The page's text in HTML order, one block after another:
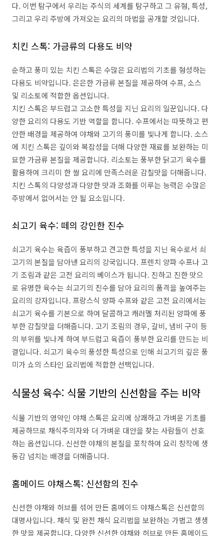
다. 이번 탐구에서 우리는 주식의 세계를 탐구하고 그 유형, 특성,
그리고 우리 주방에 가져오는 요리의 마법을 공개할 것입니다.
치킨 스톡: 가금류의 다용도 비약
순하고 풍미 있는 치킨 스톡은 수많은 요리법의 기초를 형성하는
다용도 비약입니다. 은은한 가금류 본질을 제공하여 수프, 소스
및 리소토에 적합한 옵션입니다.
치킨 스톡은 부드럽고 고소한 특성을 지닌 요리의 일꾼입니다. 다
양한 요리의 다용도 기반 역할을 합니다. 수프에서는 따뜻하고 편
안한 배경을 제공하여 야채와 고기의 풍미를 빛나게 합니다. 소스
에 치킨 스톡은 깊이와 복잡성을 더해 다양한 재료를 보완하는 미
묘한 가금류 본질을 제공합니다. 리소토는 풍부한 닭고기 육수를
활용하여 크리미 한 쌀 요리에 만족스러운 감칠맛을 더해줍니다.
치킨 스톡의 다양성과 다양한 맛과 조화를 이루는 능력은 수많은
주방에서 없어서는 안 될 요소입니다.
쇠고기 육수: 떼의 강인한 진수
쇠고기 육수는 육즙이 풍부하고 견고한 특성을 지닌 육수로서 쇠
고기의 본질을 담아낸 요리의 강국입니다. 프렌치 양파 수프나 고
기 조림과 같은 고전 요리의 베이스가 됩니다. 진하고 진한 맛으
로 유명한 육수는 쇠고기의 진수를 담아 요리의 품격을 높여주는
요리의 강자입니다. 프랑스식 양파 수프와 같은 고전 요리에서는
쇠고기 육수를 기본으로 하여 달콤하고 캐러멜 처리된 양파에 풍
부한 감칠맛을 더해줍니다. 고기 조림의 경우, 갈비, 냄비 구이 등
의 부위를 빛나게 하여 부드럽고 육즙이 풍부한 요리를 만드는 비
결입니다. 쇠고기 육수의 풍성한 특성으로 인해 쇠고기의 깊은 풍
미가 쇼의 스타인 요리법에 적합한 선택입니다.
식물성 육수: 식물 기반의 신선함을 주는 비약
식물 기반의 영약인 야채 스톡은 요리에 상쾌하고 가벼운 기초를
제공하므로 채식주의자와 더 가벼운 대안을 찾는 사람들이 선호
하는 옵션입니다. 신선한 야채의 본질을 포착하여 요리 창작에 생
동감 넘치는 배경을 더해줍니다.
홈메이드 야채스톡: 신선함의 진수
신선한 야채와 허브를 섞어 만든 홈메이드 야채스톡은 신선함의
대명사입니다. 채식 및 완전 채식 요리법을 보완하는 가볍고 생생
한 맛을 제공합니다. 다양한 신선한 야채와 허브로 만든 홈메이드